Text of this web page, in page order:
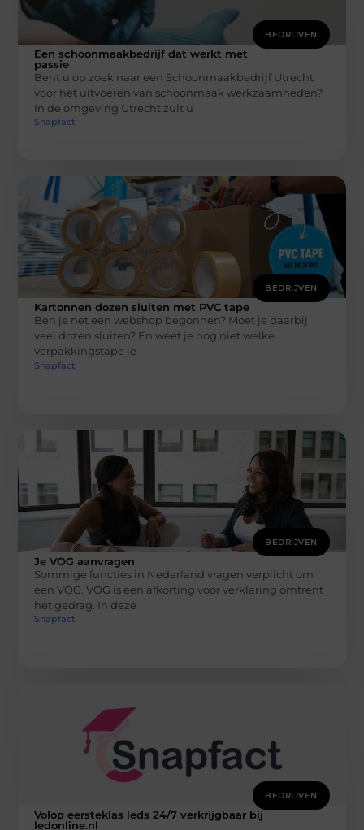
BEDRIJVEN
Een schoonmaakbedrijf dat werkt met
passie
Bent u op zoek naar een Schoonmaakbedrijf Utrecht
voor het uitvoeren van schoonmaak werkzaamheden?
In de omgeving Utrecht zult u
Snapfact
BEDRIJVEN
Kartonnen dozen sluiten met PVC tape
Ben je net een webshop begonnen? Moet je daarbij
veel dozen sluiten? En weet je nog niet welke
verpakkingstape je
Snapfact
BEDRIJVEN
Je VOG aanvragen
Sommige functies in Nederland vragen verplicht om
een VOG. VOG is een afkorting voor verklaring omtrent
het gedrag. In deze
Snapfact
BEDRIJVEN
Volop eersteklas leds 24/7 verkrijgbaar bij
ledonline.nl